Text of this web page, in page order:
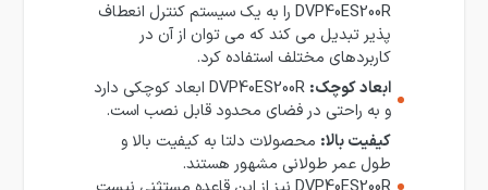
DVP40ES200R را به یک سیستم کنترل انعطاف
پذیر تبدیل می کند که می توان از آن در
کاربردهای مختلف استفاده کرد.
ابعاد کوچک:
DVP40ES200R ابعاد کوچکی دارد
و به راحتی در فضای محدود قابل نصب است.
کیفیت بالا: محصولات دلتا به کیفیت بالا و
طول عمر طولانی مشهور هستند.